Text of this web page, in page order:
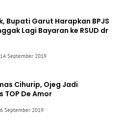
Bupati Garut Harapkan BPJS
Lagi Bayaran ke RSUD dr
14 September 2019
Cihurip, Ojeg Jadi
TOP De Amor
6 September 2019